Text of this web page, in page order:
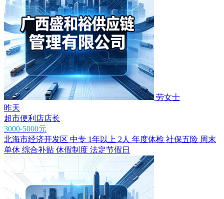
劳女士
昨天
超市便利店店长
3000-5000元
北海市经济开发区 中专 1年以上 2人 年度体检 社保五险 周末
单休 综合补贴 休假制度 法定节假日